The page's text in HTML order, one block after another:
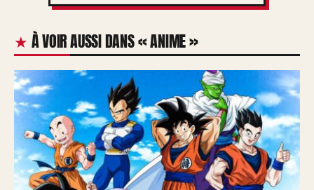
À VOIR AUSSI DANS « ANIME »